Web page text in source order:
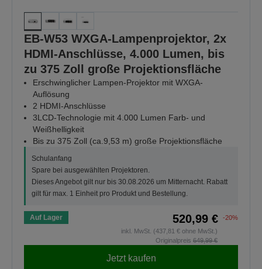
EB-W53 WXGA-Lampenprojektor, 2x
HDMI-Anschlüsse, 4.000 Lumen, bis
zu 375 Zoll große Projektionsfläche
Erschwinglicher Lampen-Projektor mit WXGA-
Auflösung
2 HDMI-Anschlüsse
3LCD-Technologie mit 4.000 Lumen Farb- und
Weißhelligkeit
Bis zu 375 Zoll (ca.9,53 m) große Projektionsfläche
Schulanfang
Spare bei ausgewählten Projektoren.
Dieses Angebot gilt nur bis 30.08.2026 um Mitternacht. Rabatt
gilt für max. 1 Einheit pro Produkt und Bestellung.
Auf Lager 520,99 €
-20%
inkl. MwSt. (437,81 € ohne MwSt.)
Originalpreis 649,99 €
Jetzt kaufen